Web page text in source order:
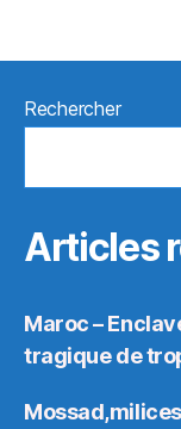
Rechercher
Articles
Maroc –
tragique de